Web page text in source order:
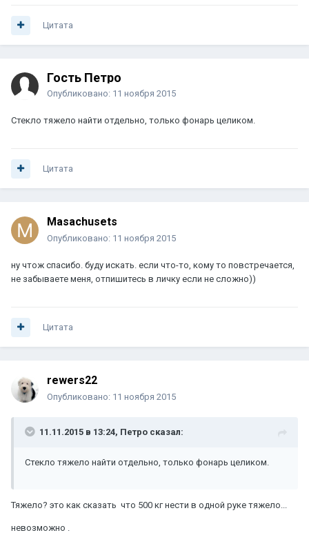
Цитата
Гость Петро
Опубликовано: 11 ноября 2015
Стекло тяжело найти отдельно, только фонарь целиком.
Цитата
Masachusets
Опубликовано: 11 ноября 2015
ну чтож спасибо. буду искать. если что-то, кому то повстречается,
не забываете меня, отпишитесь в личку если не сложно))
Цитата
rewers22
Опубликовано: 11 ноября 2015
11.11.2015 в 13:24, Петро сказал:
Стекло тяжело найти отдельно, только фонарь целиком.
Тяжело? это как сказать что 500 кг нести в одной руке тяжело...
невозможно .